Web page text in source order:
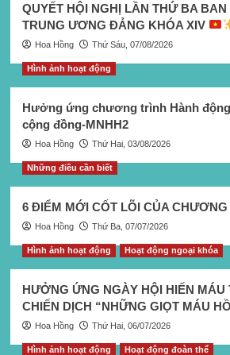
QUYẾT HỘI NGHỊ LẦN THỨ BA
TRUNG ƯƠNG ĐẢNG KHÓA XIV
Hoa Hồng Thứ Sáu, 07/08/2026
Hình ảnh hoạt động
Hưởng ứng chương trình Hành
cộng đồng-MNHH2
Hoa Hồng Thứ Hai, 03/08/2026
Những điều cần biết
6 ĐIỂM MỚI CỐT LÕI CỦA CHƯƠNG
Hoa Hồng Thứ Ba, 07/07/2026
Hình ảnh hoạt động Hoạt động ngoại khóa
HƯỞNG ỨNG NGÀY HỘI HIẾN MÁU
CHIẾN DỊCH “NHỮNG GIỌT MÁU
Hoa Hồng Thứ Hai, 06/07/2026
Hình ảnh hoạt động Hoạt động đoàn thể